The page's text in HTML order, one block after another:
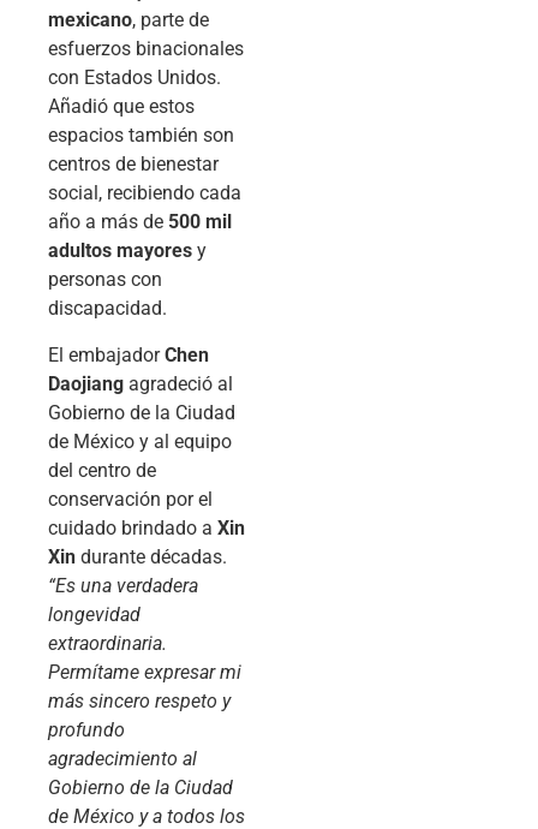
mexicano, parte de
esfuerzos binacionales
con Estados Unidos.
Añadió que estos
espacios también son
centros de bienestar
social, recibiendo cada
año a más de 500 mil
adultos mayores y
personas con
discapacidad.
El embajadorChen
Daojiang agradeció al
Gobierno de la Ciudad
de México y al equipo
del centro de
conservación por el
cuidado brindado a Xin
Xin durante décadas.
“Es una verdadera
longevidad
extraordinaria.
Permítame expresar mi
más sincero respeto y
profundo
agradecimiento al
Gobierno de la Ciudad
de México y a todos los